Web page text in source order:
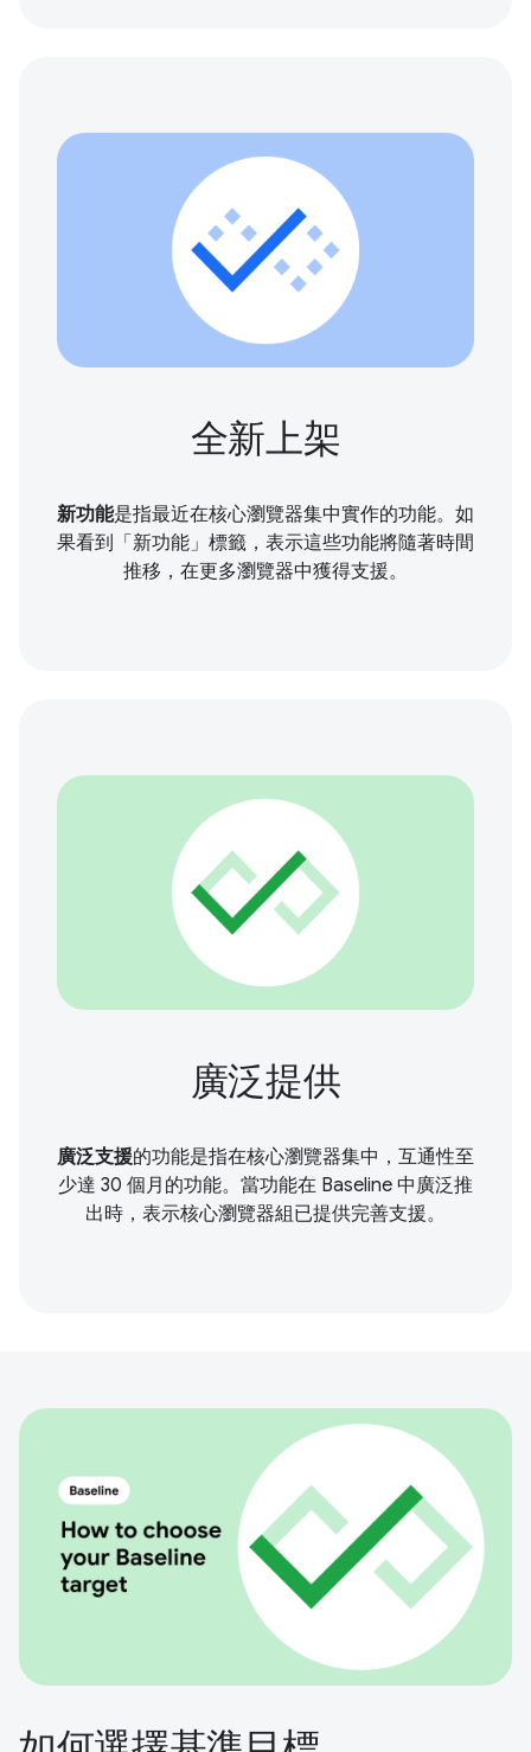
全新上架
新功能是指最近在核心瀏覽器集中實作的功能。如
果看到「新功能」標籤，表示這些功能將隨著時間
推移，在更多瀏覽器中獲得支援。
廣泛提供
廣泛支援的功能是指在核心瀏覽器集中，互通性至
少達 30 個月的功能。當功能在 Baseline 中廣泛推
出時，表示核心瀏覽器組已提供完善支援。